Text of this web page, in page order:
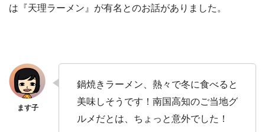
は『天理ラーメン』が有名とのお話がありました。
鍋焼きラーメン、熱々で冬に食べると
美味しそうです！南国高知のご当地グ
ルメだとは、ちょっと意外でした！